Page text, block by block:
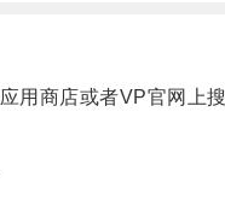
商店或者VP官网上搜